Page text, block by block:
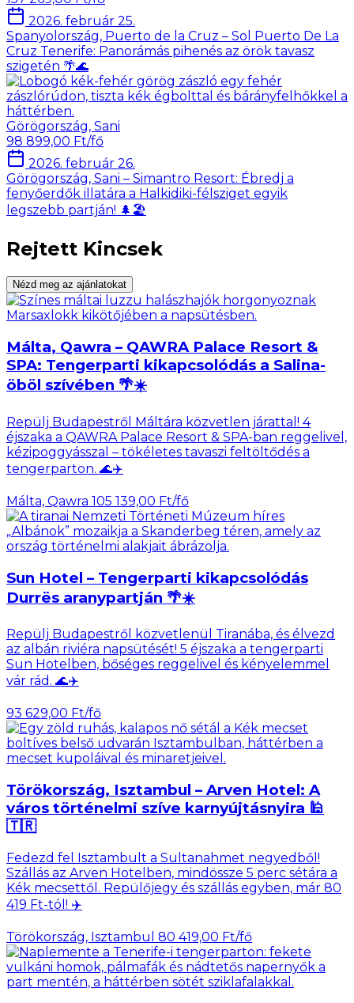
2026. február 25.
Spanyolország, Puerto de la Cruz – Sol Puerto De La
Cruz Tenerife: Panorámás pihenés az örök tavasz
szigetén 🌴🌊
Görögország, Sani
98 899,00 Ft/fő
2026. február 26.
Görögország, Sani – Simantro Resort: Ébredj a
fenyőerdők illatára a Halkidiki-félsziget egyik
legszebb partján! 🌲🏖️
Rejtett Kincsek
Nézd meg az ajánlatokat
Málta, Qawra – QAWRA Palace Resort &
SPA: Tengerparti kikapcsolódás a Salina-
öböl szívében 🌴☀️
Repülj Budapestről Máltára közvetlen járattal! 4
éjszaka a QAWRA Palace Resort & SPA-ban reggelivel,
kézipoggyásszal – tökéletes tavaszi feltöltődés a
tengerparton. 🌊✈️
Málta, Qawra 105 139,00 Ft/fő
Sun Hotel – Tengerparti kikapcsolódás
Durrës aranypartján 🌴☀️
Repülj Budapestről közvetlenül Tiranába, és élvezd
az albán riviéra napsütését! 5 éjszaka a tengerparti
Sun Hotelben, bőséges reggelivel és kényelemmel
vár rád. 🌊✈️
93 629,00 Ft/fő
Törökország, Isztambul – Arven Hotel: A
város történelmi szíve karnyújtásnyira 🕌
🇹🇷
Fedezd fel Isztambult a Sultanahmet negyedből!
Szállás az Arven Hotelben, mindössze 5 perc sétára a
Kék mecsettől. Repülőjegy és szállás egyben, már 80
419 Ft-tól! ✈️
Törökország, Isztambul 80 419,00 Ft/fő